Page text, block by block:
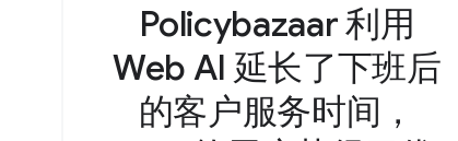
Policybazaar 利用
Web AI 延长了下班后
的客户服务时间，